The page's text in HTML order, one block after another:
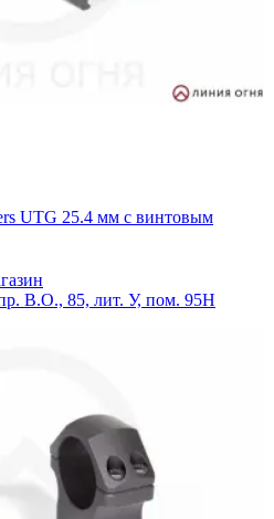
UTG 25.4 мм с винтовым
В.О., 85, лит. У, пом. 95Н